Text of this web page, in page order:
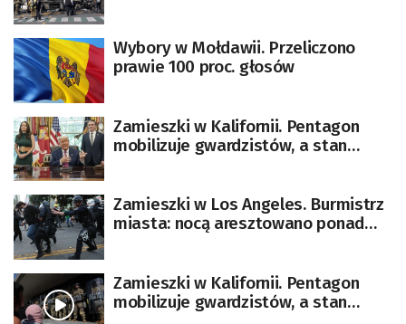
Wybory w Mołdawii. Przeliczono
prawie 100 proc. głosów
Zamieszki w Kalifornii. Pentagon
mobilizuje gwardzistów, a stan
Zamieszki w Los Angeles. Burmistrz
miasta: nocą aresztowano ponad
Zamieszki w Kalifornii. Pentagon
mobilizuje gwardzistów, a stan